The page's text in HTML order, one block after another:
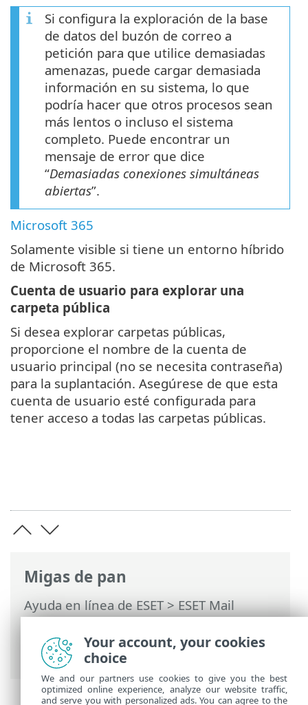
Migas de pan
Ayuda en línea de ESET>ESET Mail
Security>Configuración avanzada>
Servidor
> Exploración de la base de
datos del buzón de correo a petición
Si configura la exploración de la base
de datos del buzón de correo a
petición para que utilice demasiadas
amenazas, puede cargar demasiada
información en su sistema, lo que
podría hacer que otros procesos sean
más lentos o incluso el sistema
completo. Puede encontrar un
mensaje de error que dice
“Demasiadas conexiones simultáneas
abiertas”.
Microsoft 365
Solamente visible si tiene un entorno híbrido
de Microsoft 365.
Cuenta de usuario para explorar una
carpeta pública
Si desea explorar carpetas públicas,
proporcione el nombre de la cuenta de
usuario principal (no se necesita contraseña)
para la suplantación. Asegúrese de que esta
cuenta de usuario esté configurada para
tener acceso a todas las carpetas públicas.
Your account, your cookies
choice
We and our partners use cookies to give you the best
optimized online experience, analyze our website traffic,
and serve you with personalized ads. You can agree to the